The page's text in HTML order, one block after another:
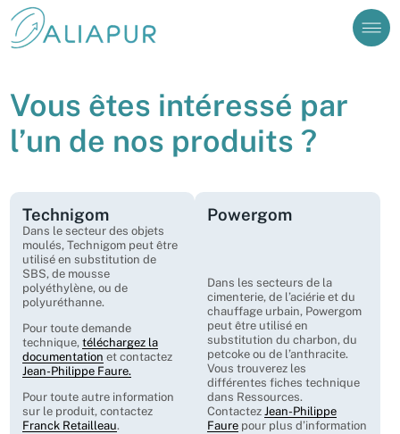
Vous êtes intéressé par
l’un de nos produits ?
Technigom
Dans le secteur des objets
moulés, Technigom peut être
utilisé en substitution de
SBS, de mousse
polyéthylène, ou de
polyuréthanne.
Pour toute demande
technique,téléchargez la
documentation et contactez
Jean-Philippe Faure.
Pour toute autre information
sur le produit, contactez
Franck Retailleau.
Powergom
Dans les secteurs de la
cimenterie, de l’aciérie et du
chauffage urbain, Powergom
peut être utilisé en
substitution du charbon, du
petcoke ou de l’anthracite.
Vous trouverez les
différentes fiches technique
dans Ressources.
ContactezJean-Philippe
Faure pour plus d’information
Valider
Nom
Cependant, si vous avez une question relative à une
via le formulaire disponible dans notre Foire aux
Questions (FAQ).
Consulter la FAQ Continuer